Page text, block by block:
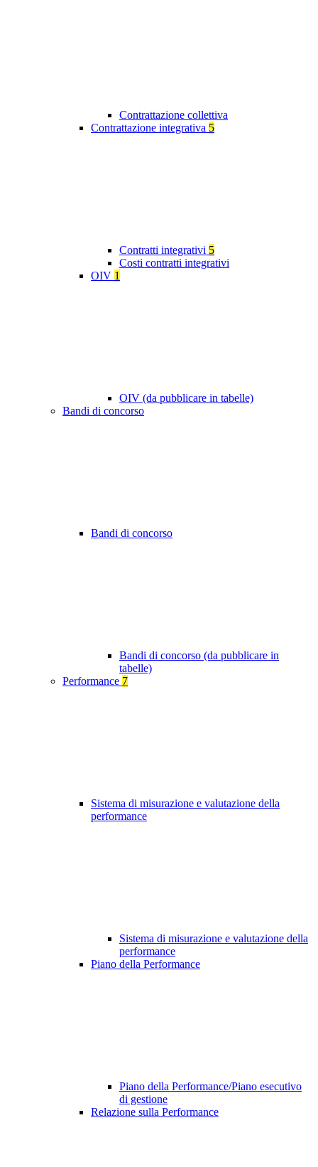
Contrattazione collettiva
Contrattazione integrativa 5
Contratti integrativi 5
Costi contratti integrativi
OIV 1
OIV (da pubblicare in tabelle)
Bandi di concorso
Bandi di concorso
Bandi di concorso (da pubblicare in
tabelle)
Performance 7
Sistema di misurazione e valutazione della
performance
Sistema di misurazione e valutazione della
performance
Piano della Performance
Piano della Performance/Piano esecutivo
di gestione
Relazione sulla Performance